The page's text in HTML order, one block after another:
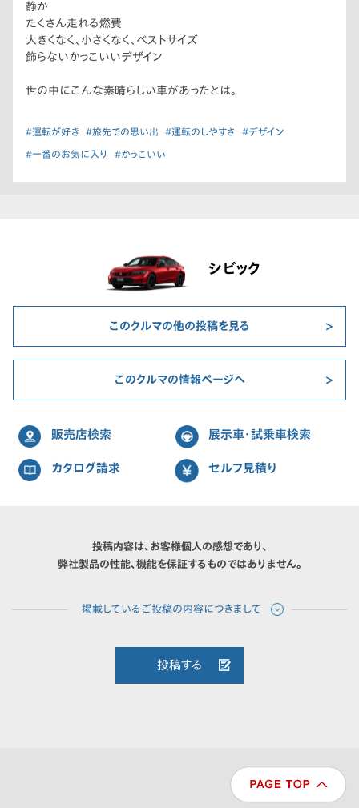
静か
たくさん走れる燃費
大きくなく、小さくなく、ベストサイズ
飾らないかっこいいデザイン
世の中にこんな素晴らしい車があったとは。
#運転が好き #旅先での思い出 #運転のしやすさ #デザイン
#一番のお気に入り #かっこいい
シビック
このクルマの他の投稿を見る
このクルマの情報ページへ
販売店検索 展示車・試乗車検索
カタログ請求 セルフ見積り
投稿内容は、お客様個人の感想であり、
弊社製品の性能、機能を保証するものではありません。
投稿する